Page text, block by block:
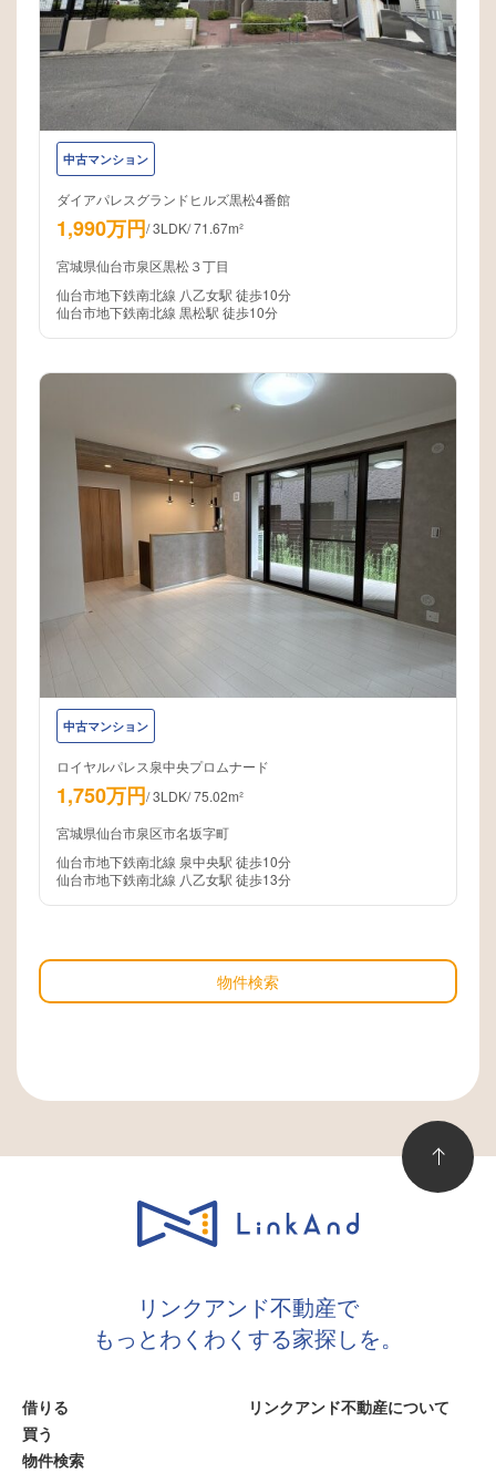
中古マンション
ダイアパレスグランドヒルズ黒松4番館
1,990万円/3LDK/71.67m²
宮城県仙台市泉区黒松３丁目
仙台市地下鉄南北線 八乙女駅 徒歩10分
仙台市地下鉄南北線 黒松駅 徒歩10分
中古マンション
ロイヤルパレス泉中央プロムナード
1,750万円/3LDK/75.02m²
宮城県仙台市泉区市名坂字町
仙台市地下鉄南北線 泉中央駅 徒歩10分
仙台市地下鉄南北線 八乙女駅 徒歩13分
物件検索
リンクアンド不動産で
もっとわくわくする家探しを。
借りる
買う
物件検索
リンクアンド不動産について